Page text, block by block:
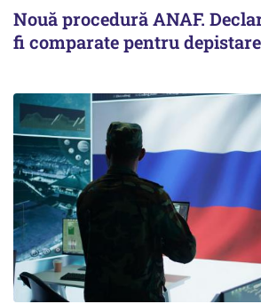
Nouă procedură ANAF.
fi comparate pentru